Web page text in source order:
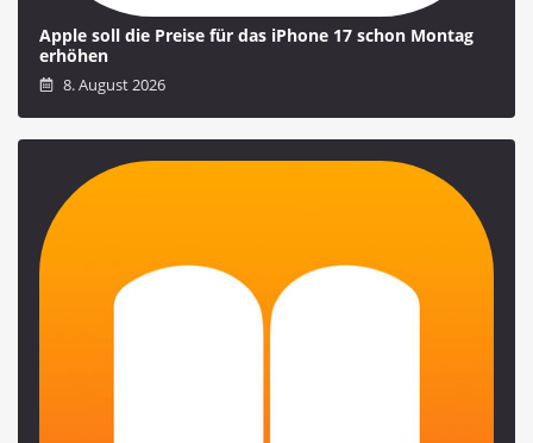
Apple soll die Preise für das iPhone 17 schon Montag
erhöhen
8. August 2026